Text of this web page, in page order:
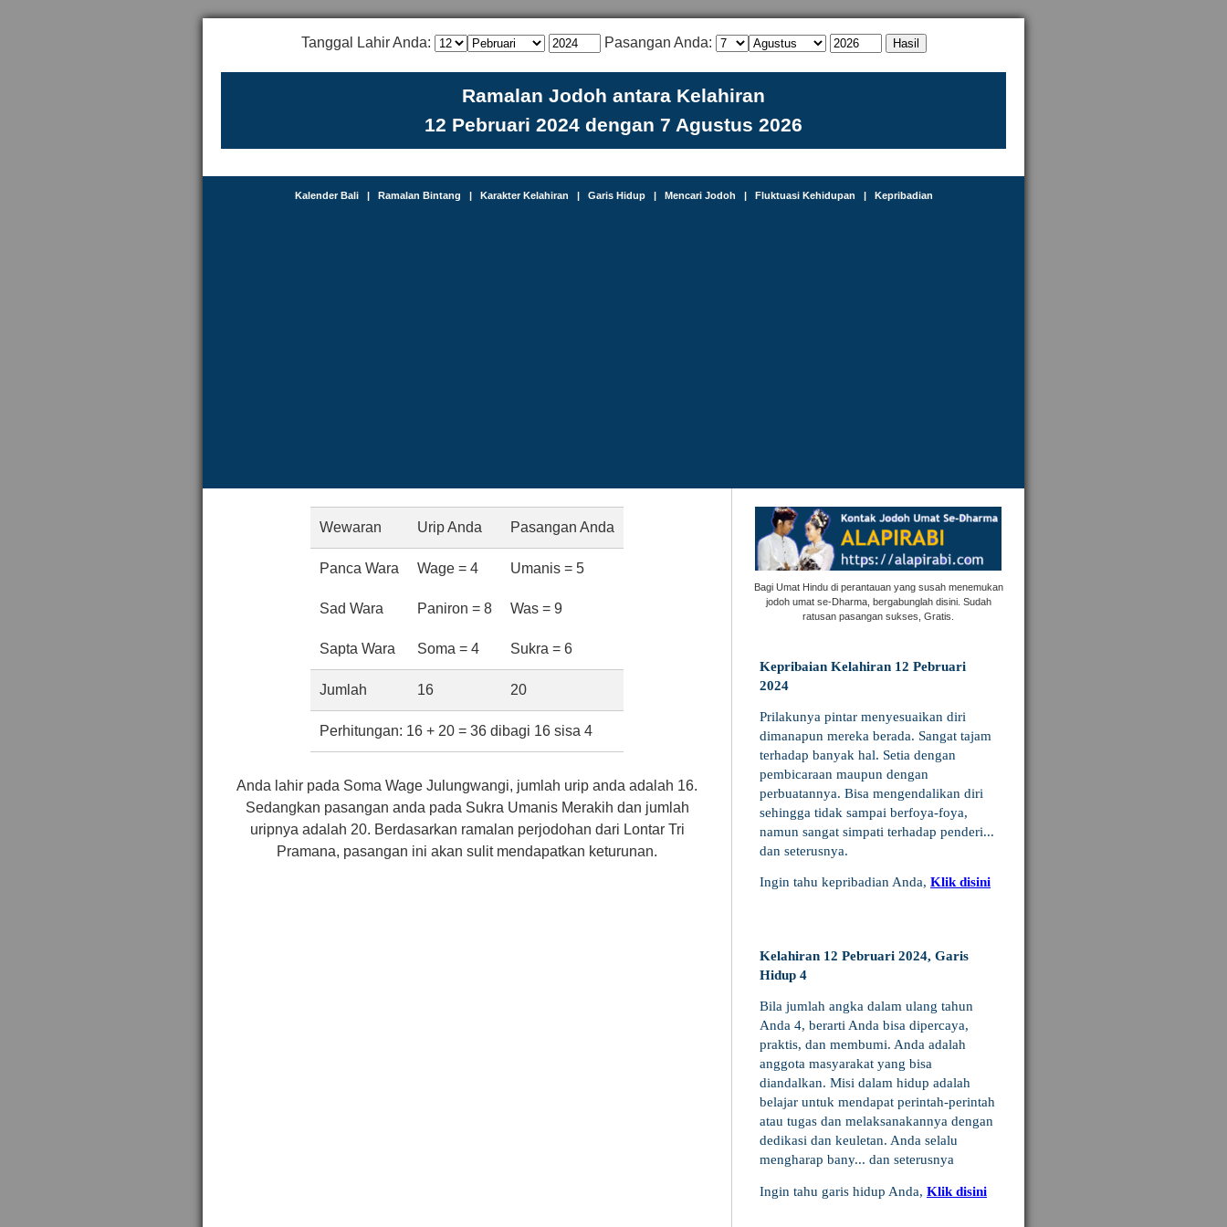
Tanggal Lahir Anda: Pasangan Anda:
Ramalan Jodoh antara Kelahiran
12 Pebruari 2024 dengan 7 Agustus 2026
Kalender Bali| Ramalan Bintang | Karakter Kelahiran | Garis Hidup| Mencari Jodoh | Fluktuasi Kehidupan | Kepribadian
Wewaran Urip Anda Pasangan Anda
Panca Wara Wage = 4 Umanis = 5
Sad Wara Paniron = 8 Was = 9
Sapta Wara Soma = 4 Sukra = 6
Jumlah 16 20
Perhitungan: 16 + 20 = 36 dibagi 16 sisa 4
Anda lahir pada Soma Wage Julungwangi, jumlah urip anda adalah 16.
Sedangkan pasangan anda pada Sukra Umanis Merakih dan jumlah
uripnya adalah 20. Berdasarkan ramalan perjodohan dari Lontar Tri
Pramana, pasangan ini akan sulit mendapatkan keturunan.
Bagi Umat Hindu di perantauan yang susah menemukan
jodoh umat se-Dharma, bergabunglah disini. Sudah
ratusan pasangan sukses, Gratis.
Kepribaian Kelahiran 12 Pebruari
2024
Prilakunya pintar menyesuaikan diri
dimanapun mereka berada. Sangat tajam
terhadap banyak hal. Setia dengan
pembicaraan maupun dengan
perbuatannya. Bisa mengendalikan diri
sehingga tidak sampai berfoya-foya,
namun sangat simpati terhadap penderi...
dan seterusnya.
Ingin tahu kepribadian Anda, Klik disini
Kelahiran 12 Pebruari 2024, Garis
Hidup 4
Bila jumlah angka dalam ulang tahun
Anda 4, berarti Anda bisa dipercaya,
praktis, dan membumi. Anda adalah
anggota masyarakat yang bisa
diandalkan. Misi dalam hidup adalah
belajar untuk mendapat perintah-perintah
atau tugas dan melaksanakannya dengan
dedikasi dan keuletan. Anda selalu
mengharap bany... dan seterusnya
Ingin tahu garis hidup Anda, Klik disini